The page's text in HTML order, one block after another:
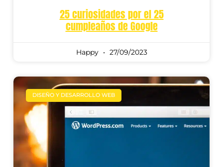
25 curiosidades por el 25
cumpleaños de Google
Happy 27/09/2023
DISEÑO Y DESARROLLO WEB